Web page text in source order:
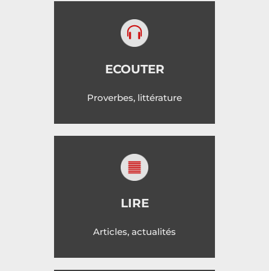
ECOUTER
Proverbes, littérature
LIRE
Articles, actualités